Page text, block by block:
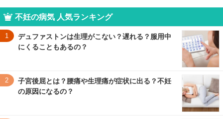
不妊の病気 人気ランキング
1
デュファストンは生理がこない？遅れる？服用中
にくることもあるの？
2
子宮後屈とは？腰痛や生理痛が症状に出る？不妊
の原因になるの？